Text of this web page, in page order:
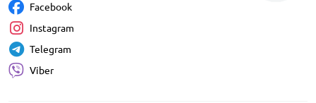
Facebook
Instagram
Telegram
Viber